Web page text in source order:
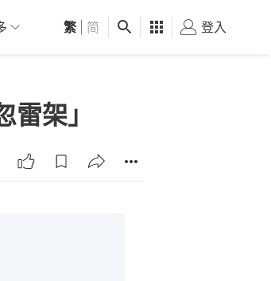
01深圳 觀點 健康 好食玩飛
繁 简 登入
架」